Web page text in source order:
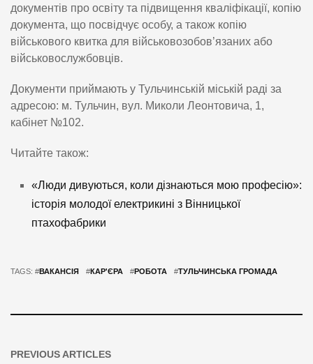
документів про освіту та підвищення кваліфікації, копію
документа, що посвідчує особу, а також копію
військового квитка для військовозобов’язаних або
військовослужбовців.
Документи приймають у Тульчинській міській раді за
адресою: м. Тульчин, вул. Миколи Леонтовича, 1,
кабінет №102.
Читайте також:
«Люди дивуються, коли дізнаються мою професію»:
історія молодої електрикині з Вінницької
птахофабрики
TAGS: #ВАКАНСІЯ #КАР'ЄРА #РОБОТА #ТУЛЬЧИНСЬКА ГРОМАДА
PREVIOUS ARTICLES